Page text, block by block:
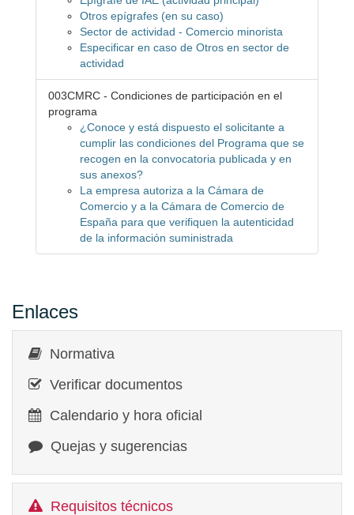
Otros epígrafes (en su caso)
Sector de actividad - Comercio minorista
Especificar en caso de Otros en sector de
actividad
003CMRC - Condiciones de participación en el
programa
¿Conoce y está dispuesto el solicitante a
cumplir las condiciones del Programa que se
recogen en la convocatoria publicada y en
sus anexos?
La empresa autoriza a la Cámara de
Comercio y a la Cámara de Comercio de
España para que verifiquen la autenticidad
de la información suministrada
Enlaces
Normativa
Verificar documentos
Calendario y hora oficial
Quejas y sugerencias
Requisitos técnicos